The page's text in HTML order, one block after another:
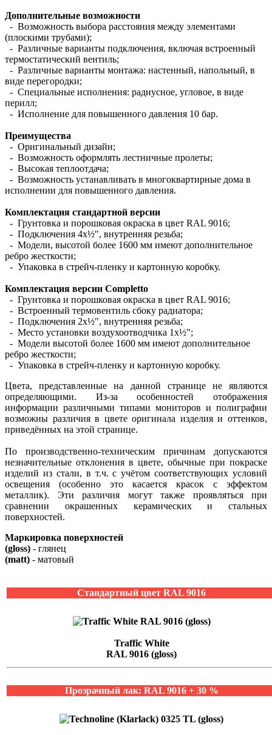
Дополнительные возможности
- Возможность выбора расстояния между элементами
(плоскими трубами);
- Различные варианты подключения, включая встроенный
термостатический вентиль;
- Различные варианты монтажа: настенный, напольный, в
виде перегородки;
- Специальные исполнения: радиусное, угловое, в виде
перилл;
- Исполнение для повышенного давления 10 бар.
Преимущества
- Оригинальный дизайн;
- Возможность оформлять лестничные пролеты;
- Высокая теплоотдача;
- Возможность устанавливать в многоквартирные дома в
исполнении для повышенного давления.
Комплектация стандартной версии
- Грунтовка и порошковая окраска в цвет RAL 9016;
- Подключения 4х½", внутренняя резьба;
- Модели, высотой более 1600 мм имеют дополнительное
ребро жесткости;
- Упаковка в стрейч-пленку и картонную коробку.
Комплектация версии Completto
- Грунтовка и порошковая окраска в цвет RAL 9016;
- Встроенный термовентиль сбоку радиатора;
- Подключения 2х½", внутренняя резьба;
- Место установки воздухоотводчика 1х½";
- Модели высотой более 1600 мм имеют дополнительное
ребро жесткости;
- Упаковка в стрейч-пленку и картонную коробку.
Цвета, представленные на данной странице не являются
определяющими. Из-за особенностей отображения
информации различными типами мониторов и полиграфии
возможны различия в цвете оригинала изделия и оттенков,
приведённых на этой странице.
По производственно-техническим причинам допускаются
незначительные отклонения в цвете, обычные при покраске
изделий из стали, в т.ч. с учётом соответствующих условий
освещения (особенно это касается красок с эффектом
металлик). Эти различия могут также проявляться при
сравнении окрашенных керамических и стальных
поверхностей.
Маркировка поверхностей
(gloss) - глянец
(matt) - матовый
Стандартный цвет RAL 9016
Traffic White
RAL 9016 (gloss)
Прозрачный лак: RAL 9016 + 30 %